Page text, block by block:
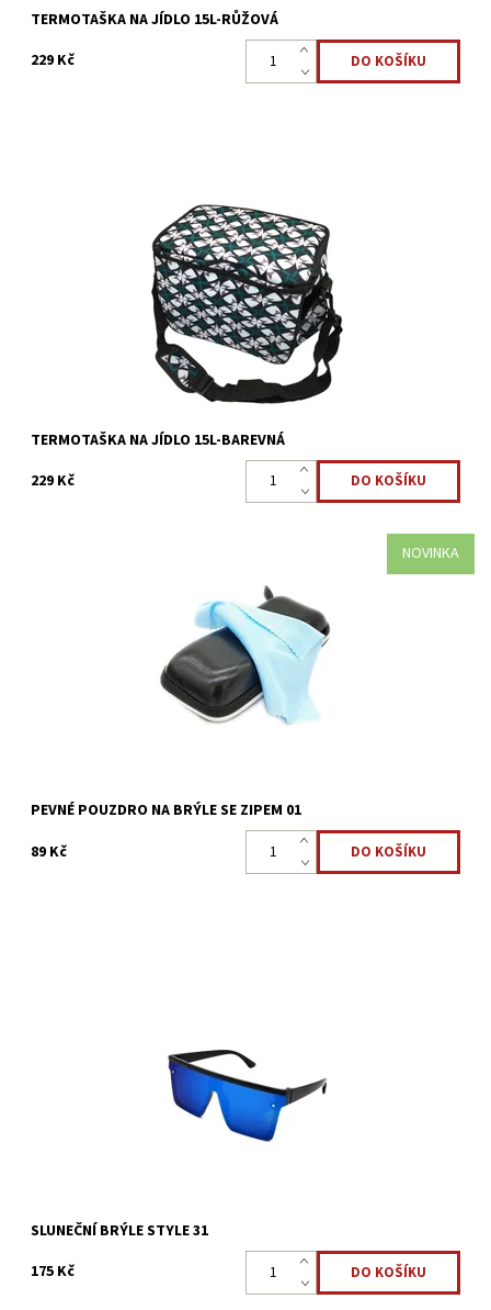
TERMOTAŠKA NA JÍDLO 15L-RŮŽOVÁ
229 Kč
Často jezdíte kempovat, na pláž nebo na piknik, ale nevíte, do
čeho zabalit svačinu a pití? Pro tyto výlety je ideální termotaška,
která je ideální pro přepravu nákupu nebo...
Skladem 4 ks
3360
TERMOTAŠKA NA JÍDLO 15L-BAREVNÁ
229 Kč
NOVINKA
Zajistěte svým brýlím pohodlí, ochranu a prodlužte brýlím
životnost. Všichni známe, ráno popadnete brýle a hodíte je do
tašky, tam se potkávají s vašimi klíčemi,...
Skladem >5 ks
PEVNÉ POUZDRO NA BRÝLE SE ZIPEM 01
89 Kč
mají lehké a odolné obroučky, vás určitě...
Skladem 5 ks
SLUNEČNÍ BRÝLE STYLE 31
175 Kč